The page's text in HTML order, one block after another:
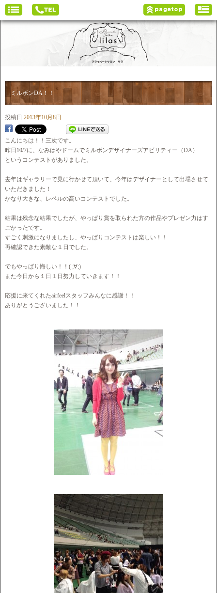
ミルボンDA！！
投稿日 2013年10月8日
こんにちは！！三次です。
昨日10/7に、なみはやドームでミルボンデザイナーズアビリティー（DA）
というコンテストがありました。
去年はギャラリーで見に行かせて頂いて、今年はデザイナーとして出場させて
いただきました！
かなり大きな、レベルの高いコンテストでした。
結果は残念な結果でしたが、やっぱり賞を取られた方の作品やプレゼン力はす
ごかったです。
すごく刺激になりましたし、やっぱりコンテストは楽しい！！
再確認できた素敵な１日でした。
でもやっぱり悔しい！！( ;∀;)
また今日から１日１日努力していきます！！
応援に来てくれたairfeelスタッフみんなに感謝！！
ありがとうございました！！